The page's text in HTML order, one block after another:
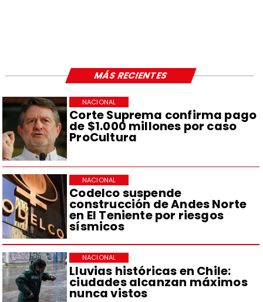
Corte Suprema confirma pago
de $1.000 millones por caso
ProCultura
NACIONAL
Codelco suspende
construcción de Andes Norte
en El Teniente por riesgos
sísmicos
NACIONAL
Lluvias históricas en Chile:
ciudades alcanzan máximos
nunca vistos
NACIONAL
MÁS RECIENTES